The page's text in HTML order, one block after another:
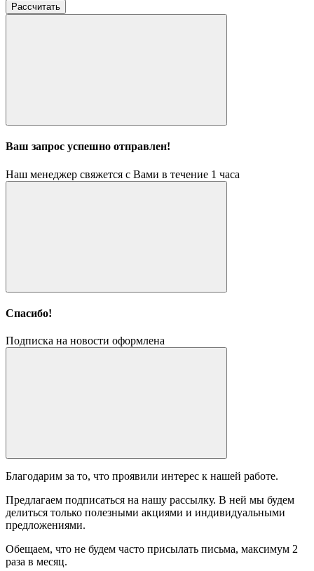
Рассчитать
Ваш запрос успешно отправлен!
Наш менеджер свяжется с Вами в течение 1 часа
Спасибо!
Подписка на новости оформлена
Благодарим за то, что проявили интерес к нашей работе.
Предлагаем подписаться на нашу рассылку. В ней мы будем
делиться только полезными акциями и индивидуальными
предложениями.
Обещаем, что не будем часто присылать письма, максимум 2
раза в месяц.